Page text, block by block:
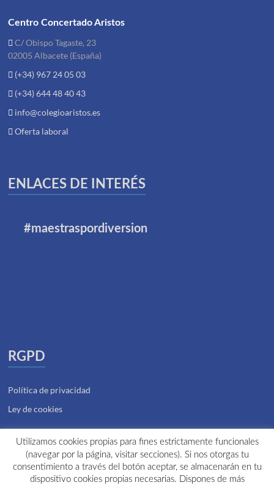
Centro Concertado Aristos
C/ Obispo Tagaste, 23
02005 Albacete (España)
(+34) 967 24 05 03
(+34) 644 48 40 43
info@colegioaristos.es
Oferta laboral
ENLACES DE INTERÉS
#maestraspordiversion
RGPD
Política de privacidad
Ley de cookies
Zona privada
Utilizamos cookies propias para fines estrictamente funcionales
(navegar por la página, visitar secciones). Si nos otorgas tu
consentimiento a través del botón aceptar, se almacenarán en tu
dispositivo cookies propias necesarias. Dispones de más